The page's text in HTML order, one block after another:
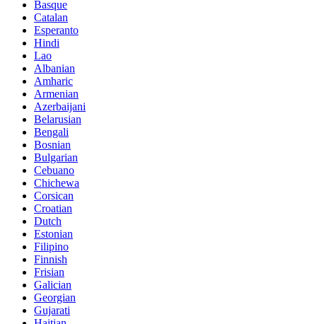
Basque
Catalan
Esperanto
Hindi
Lao
Albanian
Amharic
Armenian
Azerbaijani
Belarusian
Bengali
Bosnian
Bulgarian
Cebuano
Chichewa
Corsican
Croatian
Dutch
Estonian
Filipino
Finnish
Frisian
Galician
Georgian
Gujarati